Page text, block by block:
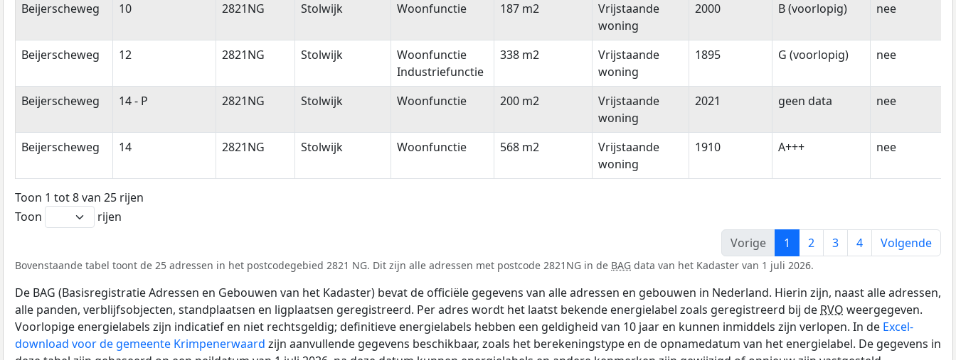
Beijerscheweg 10 2821NG Stolwijk Woonfunctie 187 m2
Vrijstaande
woning
2000 B (voorlopig) nee
Beijerscheweg 12 2821NG Stolwijk
Woonfunctie
Industriefunctie
338 m2
Vrijstaande
woning
1895 G (voorlopig) nee
Beijerscheweg 14 - P 2821NG Stolwijk Woonfunctie 200 m2
Vrijstaande
woning
2021 geen data nee
Beijerscheweg 14 2821NG Stolwijk Woonfunctie 568 m2
Vrijstaande
woning
1910 A+++ nee
Toon 1 tot 8 van 25 rijen
Toon
rijen
Vorige
1 2 3 4 Volgende
Bovenstaande tabel toont de 25 adressen in het postcodegebied 2821 NG. Dit zijn alle adressen met postcode 2821NG in de BAG data van het Kadaster van 1 juli 2026.
De BAG (Basisregistratie Adressen en Gebouwen van het Kadaster) bevat de officiële gegevens van alle adressen en gebouwen in Nederland. Hierin zijn, naast alle adressen,
alle panden, verblijfsobjecten, standplaatsen en ligplaatsen geregistreerd. Per adres wordt het laatst bekende energielabel zoals geregistreerd bij de RVO weergegeven.
Voorlopige energielabels zijn indicatief en niet rechtsgeldig; definitieve energielabels hebben een geldigheid van 10 jaar en kunnen inmiddels zijn verlopen. In de Excel-
download voor de gemeente Krimpenerwaard zijn aanvullende gegevens beschikbaar, zoals het berekeningstype en de opnamedatum van het energielabel. De gegevens in